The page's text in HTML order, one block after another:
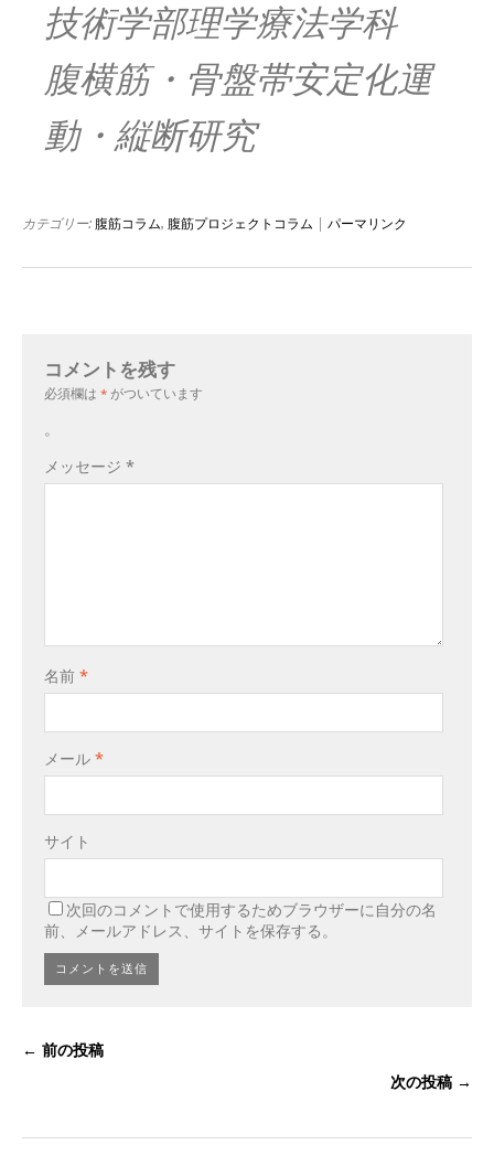
技術学部理学療法学科
腹横筋・骨盤帯安定化運
動・縦断研究
カテゴリー: 腹筋コラム, 腹筋プロジェクトコラム パーマリンク
コメントを残す
必須欄は * がついています
。
メッセージ *
名前 *
メール *
サイト
次回のコメントで使用するためブラウザーに自分の名
前、メールアドレス、サイトを保存する。
← 前の投稿
次の投稿 →